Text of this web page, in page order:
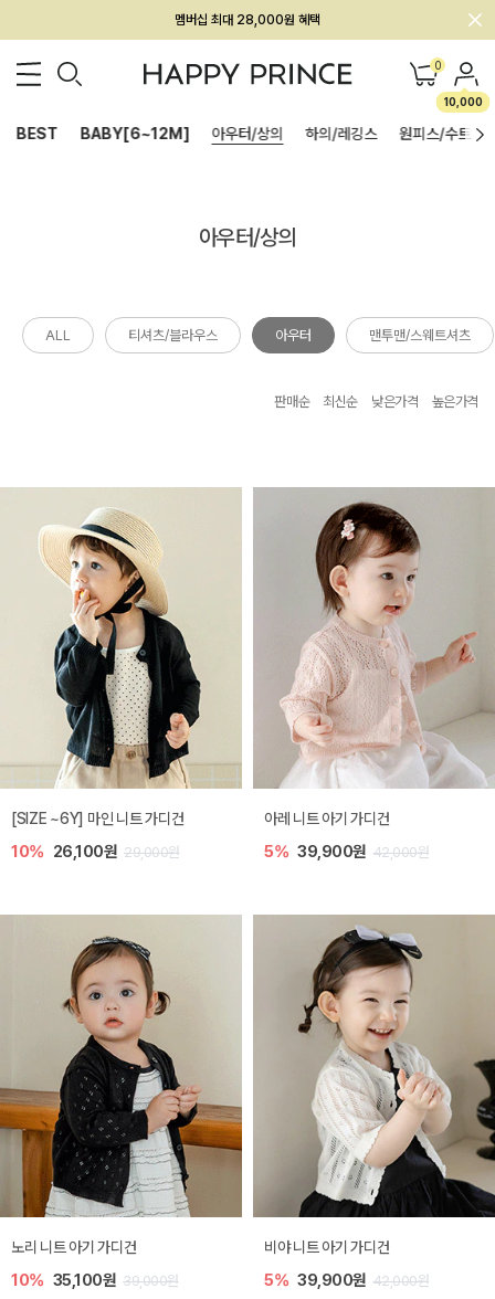
회원전용 아울렛, 가입하면 ~60% 할인!
멤버십 최대 28,000원 혜택 0
10,000
BEST BABY[6~12M] 아우터/상의 하의/레깅스 원피스/수트
아우터/상의
ALL 티셔츠/블라우스 아우터 맨투맨/스웨트셔츠
판매순 최신순 낮은가격 높은가격
[SIZE ~6Y] 마인 니트 가디건
10% 26,100원 29,000원
아레 니트 아기 가디건
5% 39,900원 42,000원
노리 니트 아기 가디건
10% 35,100원 39,000원
비야 니트 아기 가디건
5% 39,900원 42,000원